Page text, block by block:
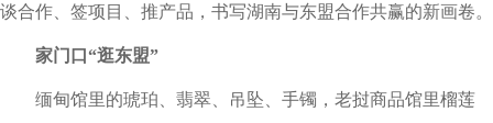
谈合作、签项目、推产品，书写湖南与东盟合作共赢的新画卷。
家门口“逛东盟”
缅甸馆里的琥珀、翡翠、吊坠、手镯，老挝商品馆里榴莲